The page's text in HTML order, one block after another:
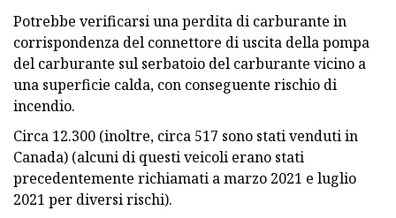
Potrebbe verificarsi una perdita di carburante in
corrispondenza del connettore di uscita della pompa
del carburante sul serbatoio del carburante vicino a
una superficie calda, con conseguente rischio di
incendio.
Circa 12.300 (inoltre, circa 517 sono stati venduti in
Canada) (alcuni di questi veicoli erano stati
precedentemente richiamati a marzo 2021 e luglio
2021 per diversi rischi).